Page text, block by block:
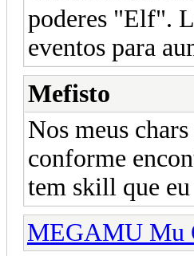
poderes "Elf".
eventos para
Mefisto
Nos meus
conforme
tem skill que
MEGAMU Mu